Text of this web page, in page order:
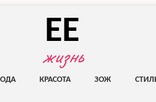
EE
жизнь
КРАСОТА ЗОЖ